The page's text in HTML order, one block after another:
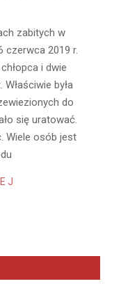
zabitych w
czerwca 2019 r.
i dwie
była
do
się uratować.
Wiele osób jest